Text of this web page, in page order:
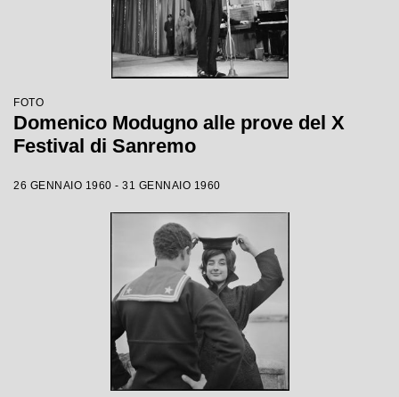
FOTO
Domenico Modugno alle prove del X
Festival di Sanremo
26 GENNAIO 1960 - 31 GENNAIO 1960